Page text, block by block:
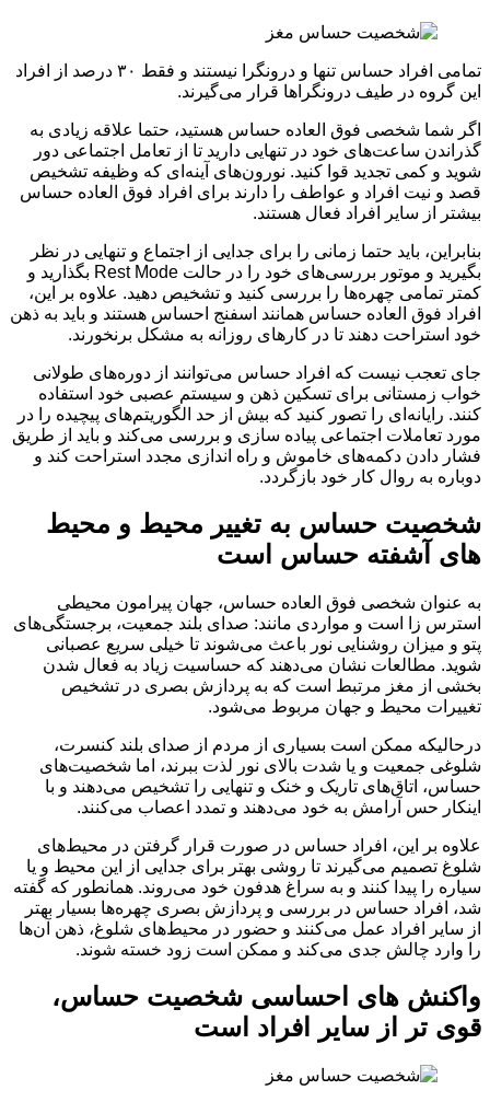
تمامی افراد حساس تنها و درونگرا نیستند و فقط ۳۰ درصد از افراد
این گروه در طیف درونگراها قرار می‌گیرند.
اگر شما شخصی فوق العاده حساس هستید، حتما علاقه زیادی به
گذراندن ساعت‌های خود در تنهایی دارید تا از تعامل اجتماعی دور
شوید و کمی تجدید قوا کنید. نورون‌های آینه‌ای که وظیفه تشخیص
قصد و نیت افراد و عواطف را دارند برای افراد فوق العاده حساس
بیشتر از سایر افراد فعال هستند.
بنابراین، باید حتما زمانی را برای جدایی از اجتماع و تنهایی در نظر
بگیرید و موتور بررسی‌های خود را در حالت Rest Mode بگذارید و
کمتر تمامی چهره‌ها را بررسی کنید و تشخیص دهید. علاوه بر این،
افراد فوق العاده حساس همانند اسفنج احساس هستند و باید به ذهن
خود استراحت دهند تا در کارهای روزانه به مشکل برنخورند.
جای تعجب نیست که افراد حساس می‌توانند از دوره‌های طولانی
خواب زمستانی برای تسکین ذهن و سیستم عصبی خود استفاده
کنند. رایانه‌ای را تصور کنید که بیش از حد الگوریتم‌های پیچیده را در
مورد تعاملات اجتماعی پیاده سازی و بررسی می‌کند و باید از طریق
فشار دادن دکمه‌های خاموش و راه اندازی مجدد استراحت کند و
دوباره به روال کار خود بازگردد.
شخصیت حساس به تغییر محیط و محیط
های آشفته حساس است
به عنوان شخصی فوق العاده حساس، جهان پیرامون محیطی
استرس زا است و مواردی مانند: صدای بلند جمعیت، برجستگی‌های
پتو و میزان روشنایی نور باعث می‌شوند تا خیلی سریع عصبانی
شوید. مطالعات نشان می‌دهند که حساسیت زیاد به فعال شدن
بخشی از مغز مرتبط است که به پردازش بصری در تشخیص
تغییرات محیط و جهان مربوط می‌شود.
درحالیکه ممکن است بسیاری از مردم از صدای بلند کنسرت،
شلوغی جمعیت و یا شدت بالای نور لذت ببرند، اما شخصیت‌های
حساس، اتاق‌های تاریک و خنک و تنهایی را تشخیص می‌دهند و با
اینکار حس آرامش به خود می‌دهند و تمدد اعصاب می‌کنند.
علاوه بر این، افراد حساس در صورت قرار گرفتن در محیط‌های
شلوغ تصمیم می‌گیرند تا روشی بهتر برای جدایی از این محیط و یا
سیاره را پیدا کنند و به سراغ هدفون خود می‌روند. همانطور که گفته
شد، افراد حساس در بررسی و پردازش بصری چهره‌ها بسیار بهتر
از سایر افراد عمل می‌کنند و حضور در محیط‌های شلوغ، ذهن آن‌ها
را وارد چالش جدی می‌کند و ممکن است زود خسته شوند.
واکنش های احساسی شخصیت حساس،
قوی تر از سایر افراد است